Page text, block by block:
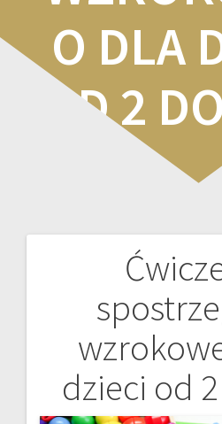
O DLA
OD 2
dzieci od
Nawigacja
wpisu